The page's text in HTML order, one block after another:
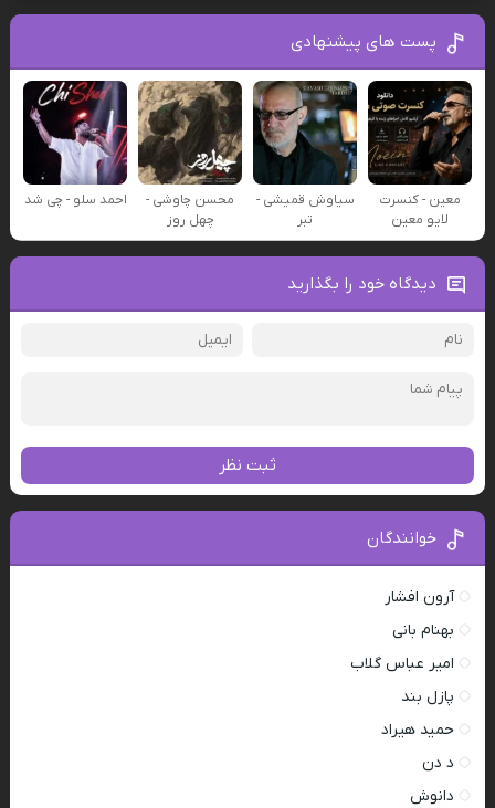
پست های پیشنهادی
معین - کنسرت
لایو معین
سیاوش قمیشی -
تبر
محسن چاوشی -
چهل روز
احمد سلو - چی شد
دیدگاه خود را بگذارید
ثبت نظر
خوانندگان
آرون افشار
بهنام بانی
امیر عباس گلاب
پازل بند
حمید هیراد
د دن
دانوش